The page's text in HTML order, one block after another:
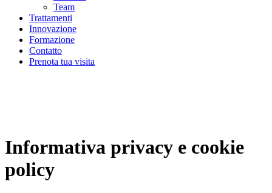
Team
Trattamenti
Innovazione
Formazione
Contatto
Prenota tua visita
Informativa privacy e cookie
policy